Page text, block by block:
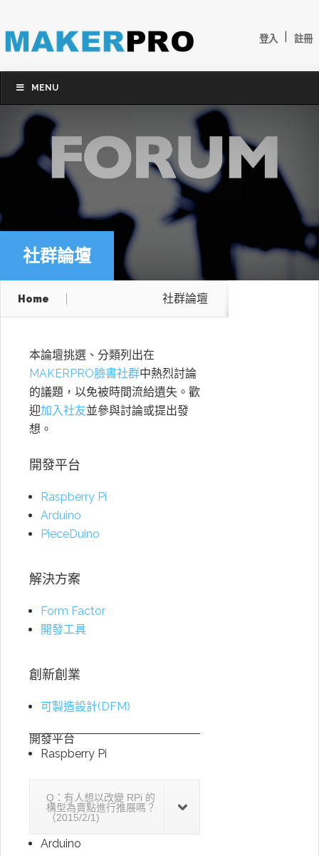
登入 註冊
MENU
社群論壇
Home 社群論壇
本論壇挑選、分類列出在
MAKERPRO臉書社群中熱烈討論
的議題，以免被時間流給遺失。歡
迎加入社友並參與討論或提出發
想。
開發平台
Raspberry Pi
Arduino
PieceDuino
解決方案
Form Factor
開發工具
創新創業
可製造設計(DFM)
開發平台
Raspberry Pi
Q：有人想以改變 RPi 的
構型為賣點進行推展嗎？
（2015/2/1)
Arduino